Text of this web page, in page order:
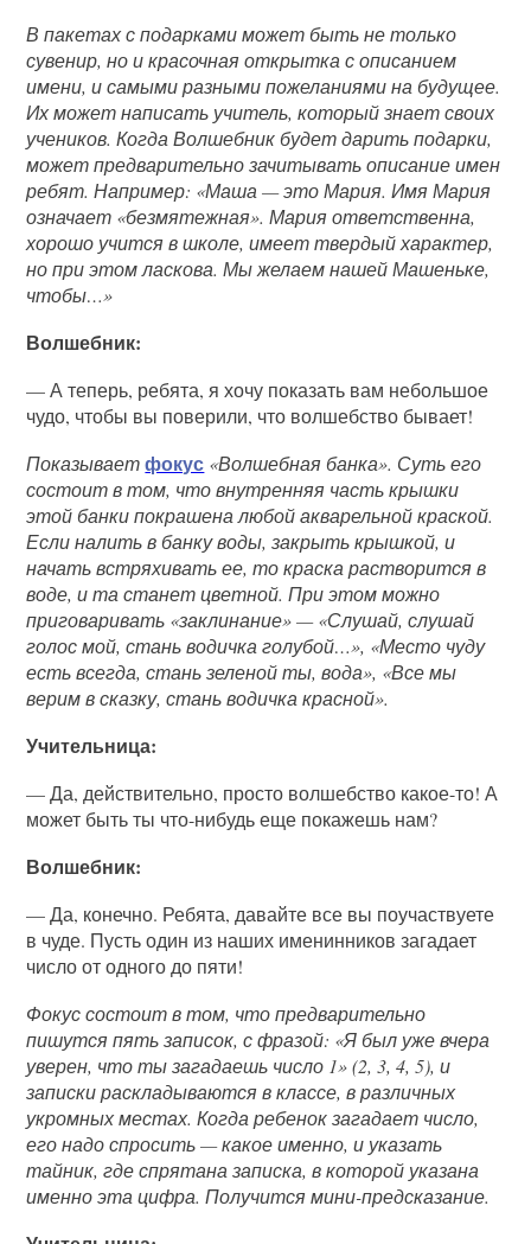
В пакетах с подарками может быть не только
сувенир, но и красочная открытка с описанием
имени, и самыми разными пожеланиями на будущее.
Их может написать учитель, который знает своих
учеников. Когда Волшебник будет дарить подарки,
может предварительно зачитывать описание имен
ребят. Например: «Маша — это Мария. Имя Мария
означает «безмятежная». Мария ответственна,
хорошо учится в школе, имеет твердый характер,
но при этом ласкова. Мы желаем нашей Машеньке,
чтобы…»
Волшебник:
— А теперь, ребята, я хочу показать вам небольшое
чудо, чтобы вы поверили, что волшебство бывает!
Показываетфокус «Волшебная банка». Суть его
состоит в том, что внутренняя часть крышки
этой банки покрашена любой акварельной краской.
Если налить в банку воды, закрыть крышкой, и
начать встряхивать ее, то краска растворится в
воде, и та станет цветной. При этом можно
приговаривать «заклинание» — «Слушай, слушай
голос мой, стань водичка голубой…», «Место чуду
есть всегда, стань зеленой ты, вода», «Все мы
верим в сказку, стань водичка красной».
Учительница:
— Да, действительно, просто волшебство какое-то! А
может быть ты что-нибудь еще покажешь нам?
Волшебник:
— Да, конечно. Ребята, давайте все вы поучаствуете
в чуде. Пусть один из наших именинников загадает
число от одного до пяти!
Фокус состоит в том, что предварительно
пишутся пять записок, с фразой: «Я был уже вчера
уверен, что ты загадаешь число 1» (2, 3, 4, 5), и
записки раскладываются в классе, в различных
укромных местах. Когда ребенок загадает число,
его надо спросить — какое именно, и указать
тайник, где спрятана записка, в которой указана
именно эта цифра. Получится мини-предсказание.